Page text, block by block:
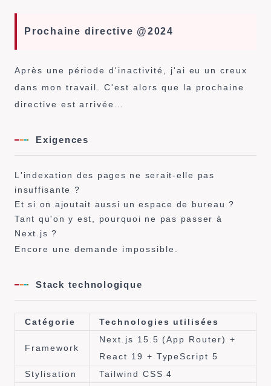
Prochaine directive @2024
Après une période d'inactivité, j'ai eu un creux
dans mon travail. C'est alors que la prochaine
directive est arrivée…
Exigences
L'indexation des pages ne serait-elle pas
insuffisante ?
Et si on ajoutait aussi un espace de bureau ?
Tant qu'on y est, pourquoi ne pas passer à
Next.js ?
Encore une demande impossible.
Stack technologique
Catégorie Technologies utilisées
Framework
Next.js 15.5 (App Router) +
React 19 + TypeScript 5
Stylisation
Tailwind CSS 4